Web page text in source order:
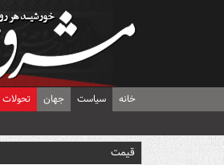
خانه سیاست جهان
قیمت